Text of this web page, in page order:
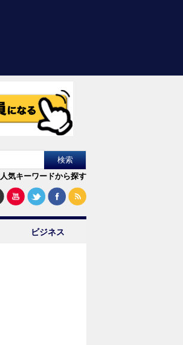
人気キーワードから探す
ビジネス